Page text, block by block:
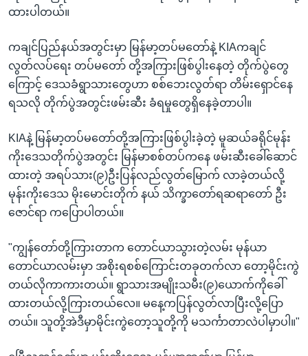
ထားပါတယ်။
ကချင်ပြည်နယ်အတွင်းမှာ မြန်မာ့တပ်မတော်နဲ့ KIAကချင်
လွတ်လပ်ရေး တပ်မတော် တို့အကြားဖြစ်ပွါးနေတဲ့ တိုက်ပွဲတွေ
ကြောင့် ဒေသခံရွာသားတွေဟာ စစ်ဘေးလွတ်ရာ တိမ်းရှောင်နေ
ရသလို တိုက်ပွဲအတွင်းဖမ်းဆီး ခံရမှုတွေရှိနေခဲ့တာပါ။
KIAနဲ့ မြန်မာ့တပ်မတော်တို့အကြားဖြစ်ပွါးခဲ့တဲ့ မူဆယ်ခရိုင်မုန်း
ကိုးဒေသတိုက်ပွဲအတွင်း မြန်မာစစ်တပ်ကနေ ဖမ်းဆီးခေါ်ဆောင်
ထားတဲ့ အရပ်သား(၉)ဦးပြန်လည်လွတ်မြောက် လာခဲ့တယ်လို့
မုန်းကိုးဒေသ မိုးမောင်းတိုက် နယ် သိက္ခာတော်ရဆရာတော် ဦး
ဇောင်ရာ ကပြောပါတယ်။
"ကျွန်တော်တို့ကြားတာက တောင်ယာသွားတဲ့လမ်း မုန်ယာ
တောင်ယာလမ်းမှာ အစိုးရစစ်ကြောင်းတခုတက်လာ တော့မိုင်းကွဲ
တယ်လိုကာကားတယ်။ ရွာသားအမျိုးသမီး(၉)ယောက်ကိုခေါ်
ထားတယ်လို့ကြားတယ်လေ။ မနေ့ကပြန်လွတ်လာပြီးလို့ပြော
တယ်။ သူတို့အဲဒီမှာမိုင်းကွဲတော့သူတို့ကို မသင်္ကာတာလဲပါမှာပါ။"